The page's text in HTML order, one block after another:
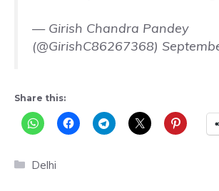
— Girish Chandra Pandey
(@GirishC86267368)
Share this:
Categories
Delhi